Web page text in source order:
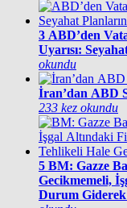
3 ABD’den
Uyarısı:
okundu
İran’dan ABD
233 kez okundu
5 BM: Gazze
Gecikmemeli,
Durum